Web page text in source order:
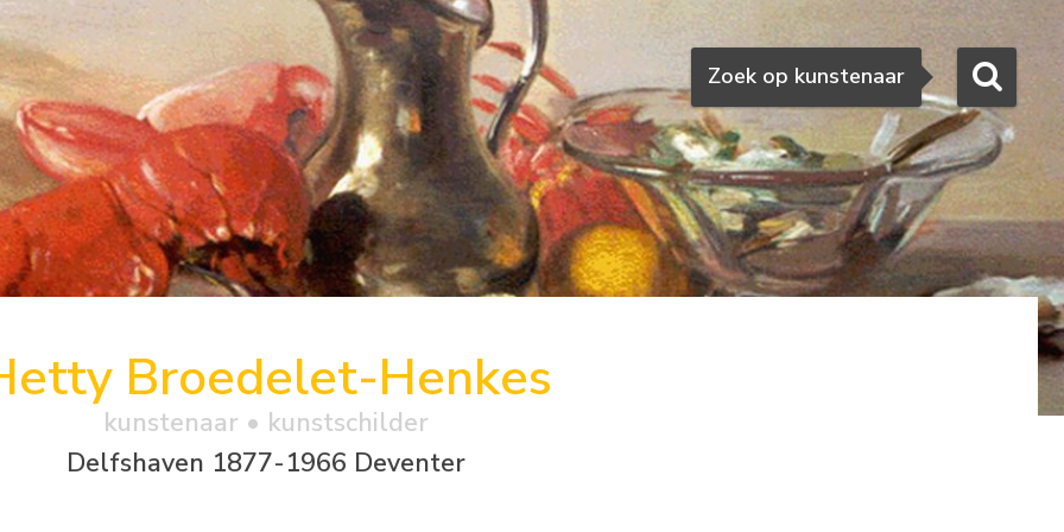
Zoeken
Zoek op kunstenaar
Broedelet-Henkes
kunstenaar • kunstschilder
Delfshaven 1877-1966 Deventer